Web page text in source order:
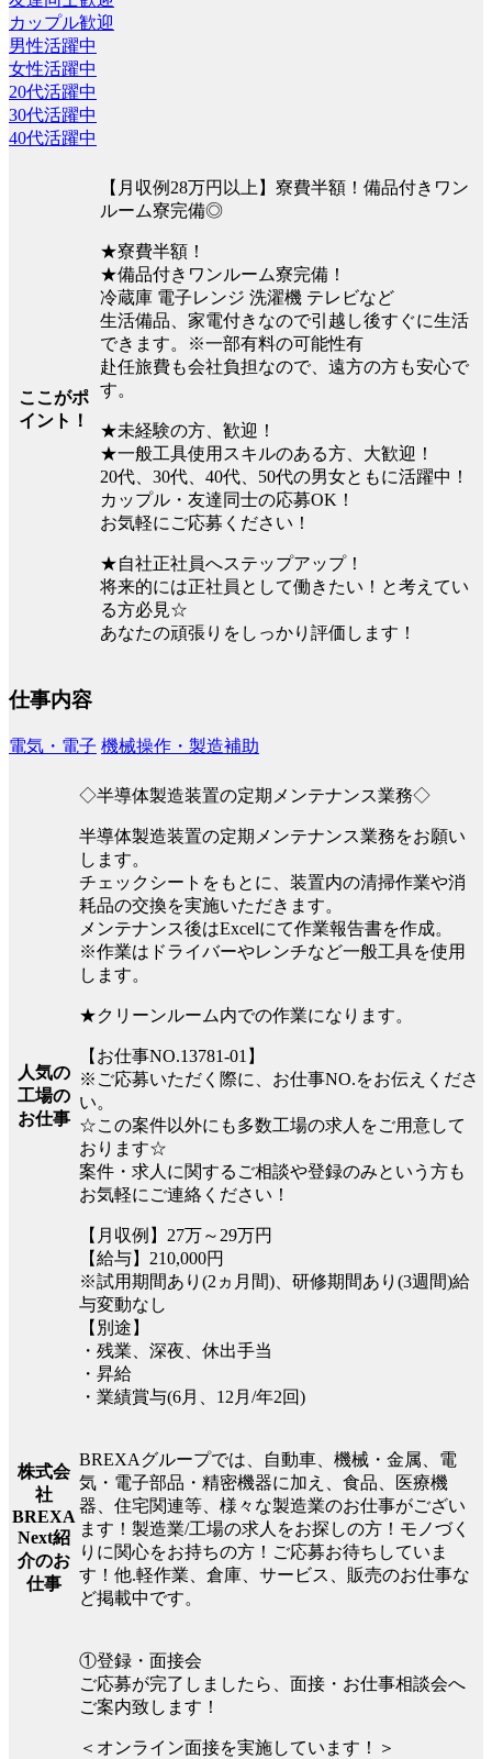
カップル歓迎
男性活躍中
女性活躍中
20代活躍中
30代活躍中
40代活躍中
ここがポ
イント！
【月収例28万円以上】寮費半額！備品付きワン
ルーム寮完備◎
★寮費半額！
★備品付きワンルーム寮完備！
冷蔵庫 電子レンジ 洗濯機 テレビなど
生活備品、家電付きなので引越し後すぐに生活
できます。※一部有料の可能性有
赴任旅費も会社負担なので、遠方の方も安心で
す。
★未経験の方、歓迎！
★一般工具使用スキルのある方、大歓迎！
20代、30代、40代、50代の男女ともに活躍中！
カップル・友達同士の応募OK！
お気軽にご応募ください！
★自社正社員へステップアップ！
将来的には正社員として働きたい！と考えてい
る方必見☆
あなたの頑張りをしっかり評価します！
仕事内容
電気・電子 機械操作・製造補助
人気の
工場の
お仕事
◇半導体製造装置の定期メンテナンス業務◇
半導体製造装置の定期メンテナンス業務をお願い
します。
チェックシートをもとに、装置内の清掃作業や消
耗品の交換を実施いただきます。
メンテナンス後はExcelにて作業報告書を作成。
※作業はドライバーやレンチなど一般工具を使用
します。
★クリーンルーム内での作業になります。
【お仕事NO.13781-01】
※ご応募いただく際に、お仕事NO.をお伝えくださ
い。
☆この案件以外にも多数工場の求人をご用意して
おります☆
案件・求人に関するご相談や登録のみという方も
お気軽にご連絡ください！
【月収例】27万～29万円
【給与】210,000円
※試用期間あり(2ヵ月間)、研修期間あり(3週間)給
与変動なし
【別途】
・残業、深夜、休出手当
・昇給
・業績賞与(6月、12月/年2回)
株式会
社
BREXA
Next紹
介のお
仕事
BREXAグループでは、自動車、機械・金属、電
気・電子部品・精密機器に加え、食品、医療機
器、住宅関連等、様々な製造業のお仕事がござい
ます！製造業/工場の求人をお探しの方！モノづく
りに関心をお持ちの方！ご応募お待ちしていま
す！他.軽作業、倉庫、サービス、販売のお仕事な
ど掲載中です。
①登録・面接会
ご応募が完了しましたら、面接・お仕事相談会へ
ご案内致します！
＜オンライン面接を実施しています！＞